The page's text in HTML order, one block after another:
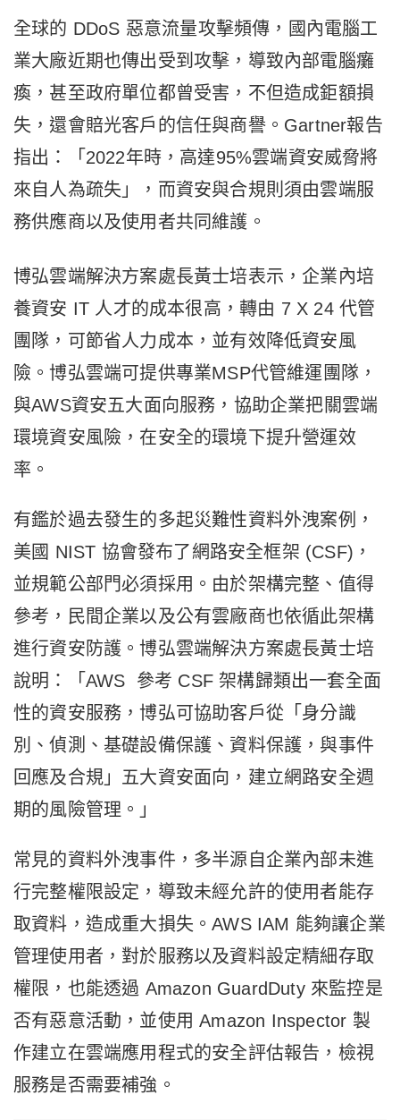
全球的 DDoS 惡意流量攻擊頻傳，國內電腦工
業大廠近期也傳出受到攻擊，導致內部電腦癱
瘓，甚至政府單位都曾受害，不但造成鉅額損
失，還會賠光客戶的信任與商譽。Gartner報告
指出：「2022年時，高達95%雲端資安威脅將
來自人為疏失」，而資安與合規則須由雲端服
務供應商以及使用者共同維護。
博弘雲端解決方案處長黃士培表示，企業內培
養資安 IT 人才的成本很高，轉由 7 X 24 代管
團隊 ，可節省人力成本，並有效降低資安風
險。博弘雲端可提供專業MSP代管維運團隊 ，
與AWS資安五大面向服務，協助企業把關雲端
環境資安風險，在安全的環境下提升營運效
率。
有鑑於過去發生的多起災難性資料外洩案例，
美國 NIST 協會發布了網路安全框架 (CSF)，
並規範公部門必須採用。由於架構完整、值得
參考，民間企業以及公有雲廠商也依循此架構
進行資安防護 。博弘雲端解決方案處長黃士培
說明：「AWS 參考 CSF 架構歸類出一套全面
性的資安服務，博弘可協助客戶從「身分識
別、偵測、基礎設備保護、資料保護，與事件
回應及合規」 五大資安面向 ，建立網路安全週
期的風險管理。」
常見的資料外洩事件，多半源自企業內部未進
行完整權限設定，導致未經允許的使用者能存
取資料，造成重大損失。AWS IAM 能夠讓企業
管理使用者，對於服務以及資料設定精細存取
權限，也能透過 Amazon GuardDuty 來監控是
否有惡意活動，並使用 Amazon Inspector 製
作建立在雲端應用程式的安全評估報告，檢視
服務是否需要補強。